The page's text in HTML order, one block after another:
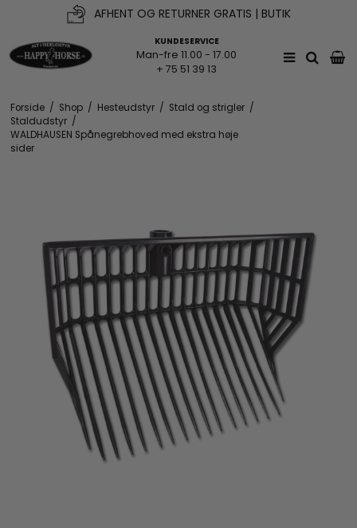
AFHENT OG RETURNER GRATIS | BUTIK
KUNDESERVICE
Man-fre 11.00 - 17.00
+ 75 51 39 13
Forside / Shop / Hesteudstyr / Stald og strigler /
Staldudstyr /
WALDHAUSEN Spånegrebhoved med ekstra høje
sider